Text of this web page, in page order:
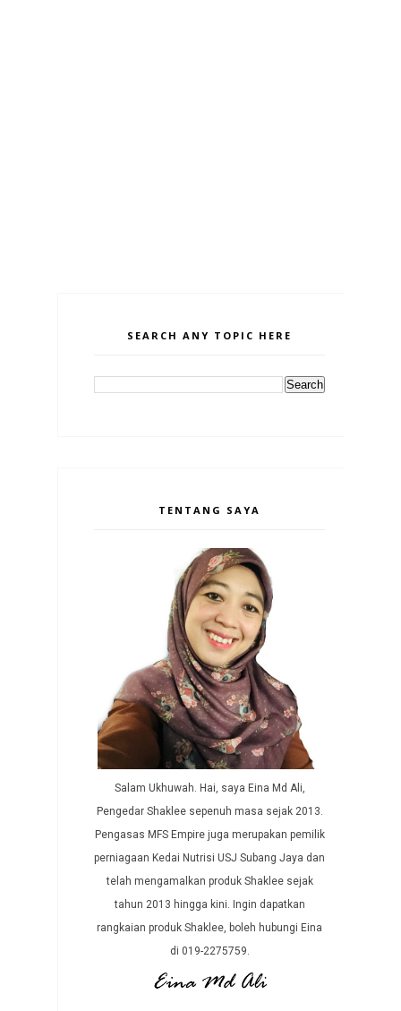
SEARCH ANY TOPIC HERE
TENTANG SAYA
Salam Ukhuwah. Hai, saya Eina Md Ali,
Pengedar Shaklee sepenuh masa sejak 2013.
Pengasas MFS Empire juga merupakan pemilik
perniagaan Kedai Nutrisi USJ Subang Jaya dan
telah mengamalkan produk Shaklee sejak
tahun 2013 hingga kini. Ingin dapatkan
rangkaian produk Shaklee, boleh hubungi Eina
di 019-2275759.